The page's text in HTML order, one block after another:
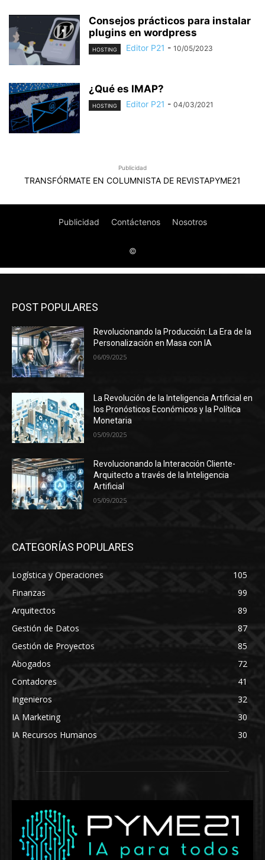
POST POPULARES
Revolucionando la Producción: La Era de la
Personalización en Masa con IA
06/09/2025
La Revolución de la Inteligencia Artificial en
los Pronósticos Económicos y la Política
Monetaria
05/09/2025
Revolucionando la Interacción Cliente-
Arquitecto a través de la Inteligencia
Artificial
05/09/2025
CATEGORÍAS POPULARES
Logística y Operaciones
105
Finanzas
99
Arquitectos
89
Gestión de Datos
87
Gestión de Proyectos
85
Abogados
72
Contadores
41
Ingenieros
32
IA Marketing
30
IA Recursos Humanos
30